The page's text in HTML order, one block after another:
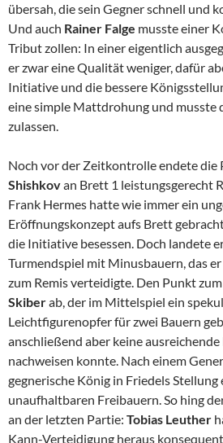
übersah, die sein Gegner schnell und
Und auch Rainer Falge musste einer
Tribut zollen: In einer eigentlich
er zwar eine Qualität weniger, dafür
Initiative und die bessere
eine simple Mattdrohung und musste
zulassen.
Noch vor der Zeitkontrolle endete die
Shishkovan Brett 1 leistungsgerecht
Frank Hermes hatte wie immer ein
Eröffnungskonzept aufs Brett
die Initiative besessen. Doch landete
Turmendspiel mit Minusbauern, das
zum Remis verteidigte. Den Punkt
Skiberab, der im Mittelspiel ein
Leichtfigurenopfer für zwei Bauern
anschließend aber keine
nachweisen konnte. Nach einem
gegnerische König in Friedels
unaufhaltbaren Freibauern. So hing
an der letzten Partie: Tobias Leuther
Kann-Verteidigung heraus